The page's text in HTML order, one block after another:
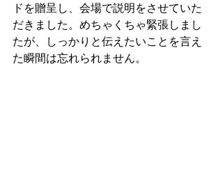
ドを贈呈し、会場で説明をさせていた
だきました。めちゃくちゃ緊張しまし
たが、しっかりと伝えたいことを言え
た瞬間は忘れられません。